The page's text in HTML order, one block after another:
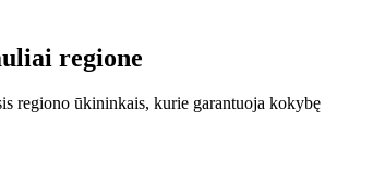
regione
regiono ūkininkais, kurie garantuoja kokybę